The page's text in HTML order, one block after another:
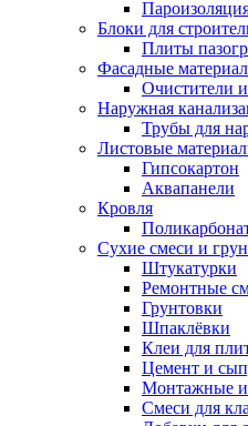
Блоки для
Плиты
Фасадные
Очистители
Наружная
Трубы для
Листовые
Гипсокартон
Аквапанели
Кровля
Сухие смеси и
Штукатурки
Ремонтные
Грунтовки
Шпаклёвки
Клеи для
Цемент и
Монтажные и
Смеси для